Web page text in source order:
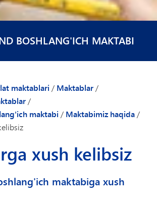
BOSHLANG'ICH MAKTABI
maktablari / Maktablar/
/
maktabi / Maktabimiz haqida/
xush kelibsiz
maktabiga xush